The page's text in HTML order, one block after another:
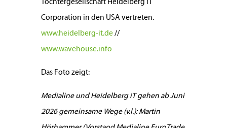
Tochtergesellschaft Heidelberg iT
Corporation in den USA vertreten.
www.heidelberg-it.de//
www.wavehouse.info
Das Foto zeigt:
Medialine und Heidelberg iT gehen ab Juni
2026 gemeinsame Wege (v.l.): Martin